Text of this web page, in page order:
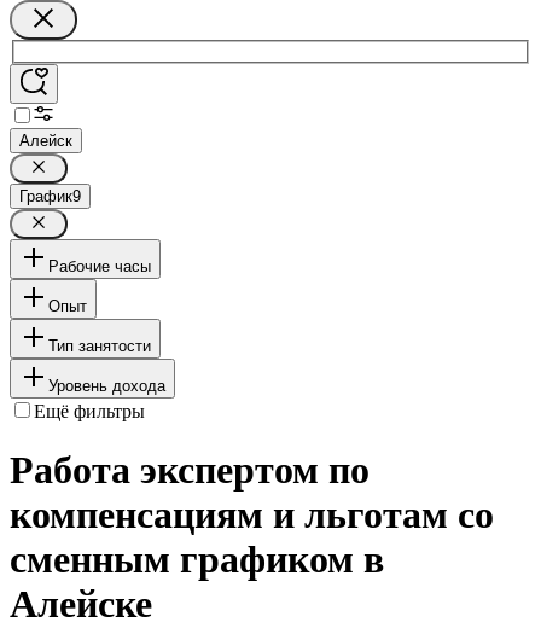
Алейск
График9
Рабочие часы
Опыт
Тип занятости
Уровень дохода
Ещё фильтры
Работа экспертом по
компенсациям и льготам со
сменным графиком в
Алейске